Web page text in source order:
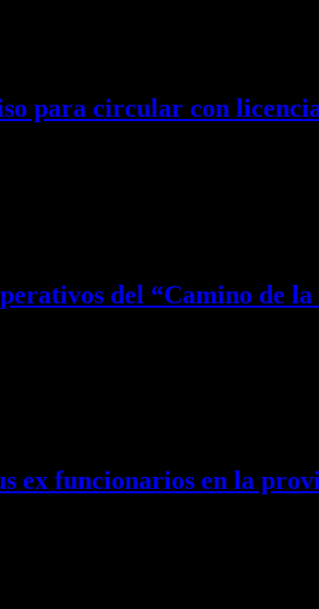
para circular con
del “Camino de
ex funcionarios en la